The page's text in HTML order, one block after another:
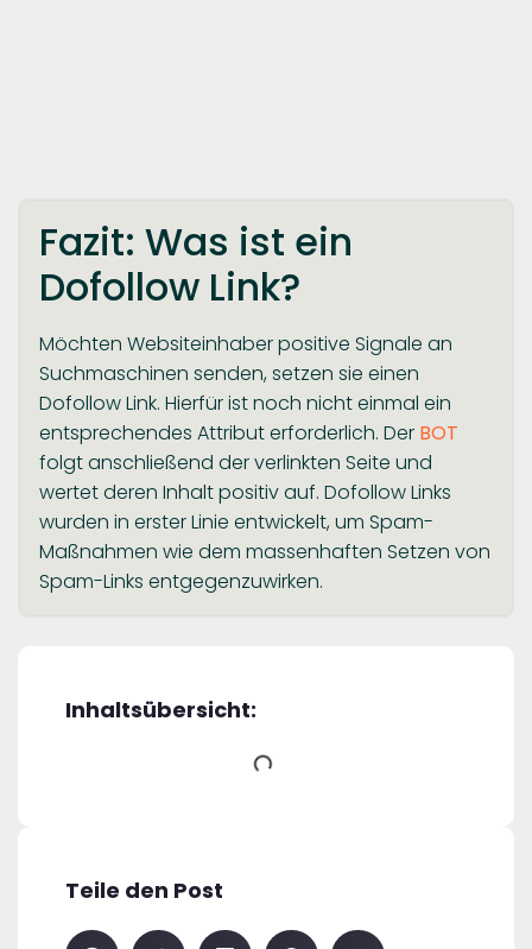
Fazit: Was ist ein
Dofollow Link?
Möchten Websiteinhaber positive Signale an
Suchmaschinen senden, setzen sie einen
Dofollow Link. Hierfür ist noch nicht einmal ein
entsprechendes Attribut erforderlich. Der BOT
folgt anschließend der verlinkten Seite und
wertet deren Inhalt positiv auf. Dofollow Links
wurden in erster Linie entwickelt, um Spam-
Maßnahmen wie dem massenhaften Setzen von
Spam-Links entgegenzuwirken.
Inhaltsübersicht:
Teile den Post